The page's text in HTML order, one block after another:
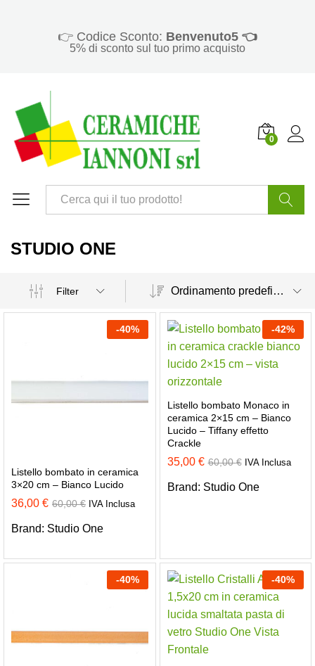
👉 Codice Sconto: Benvenuto5 👈
5% di sconto sul tuo primo acquisto
0
STUDIO ONE
Filter Ordinamento predefinito
-40%
Listello bombato in ceramica
3×20 cm – Bianco Lucido
36,00 € 60,00€ IVA Inclusa
Brand: Studio One
-42%
Listello bombato Monaco in
ceramica 2×15 cm – Bianco
Lucido – Tiffany effetto
Crackle
35,00 € 60,00€ IVA Inclusa
Brand: Studio One
-40% -40%